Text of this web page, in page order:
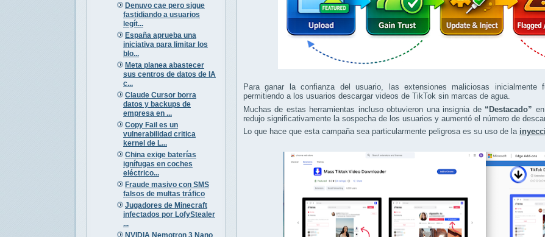
Denuvo cae pero sigue
fastidiando a usuarios
legít...
España aprueba una
iniciativa para limitar los
blo...
Meta planea abastecer
sus centros de datos de IA
c...
Claude Cursor borra
datos y backups de
empresa en ...
Copy Fail es un
vulnerabilidad critica
kernel de L...
China exige baterías
ignífugas en coches
eléctrico...
Fraude masivo con SMS
falsos de multas tráfico
Jugadores de Minecraft
infectados por LofyStealer
...
NVIDIA Nemotron 3 Nano
Para ganar la confianza del usuario, las extensiones maliciosas inicialmente
permitiendo a los usuarios descargar videos de TikTok sin marcas de agua.
Muchas de estas herramientas incluso obtuvieron una insignia de “Destacado”
redujo significativamente la sospecha de los usuarios y aumentó el número de
Lo que hace que esta campaña sea particularmente peligrosa es su uso de la